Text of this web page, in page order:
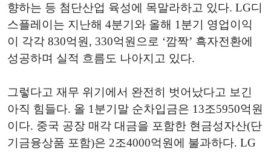
향하는 등 첨단산업 육성에 목말라하고 있다. LG디
스플레이는 지난해 4분기와 올해 1분기 영업이익
이 각각 830억원, 330억원으로 ‘깜짝’ 흑자전환에
성공하며 실적 흐름도 나아지고 있다.
그렇다고 재무 위기에서 완전히 벗어났다고 보긴
아직 힘들다. 올 1분기말 순차입금은 13조5950억원
이다. 중국 공장 매각 대금을 포함한 현금성자산(단
기금융상품 포함)은 2조4000억원에 불과하다. LG